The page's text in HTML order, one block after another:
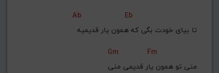
Ab
Eb
تا بیای خودت بگی که همون یار قدیمیه
Gm
Fm
منی تو همون یار قدیمی منی